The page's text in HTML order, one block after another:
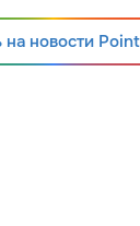
новости